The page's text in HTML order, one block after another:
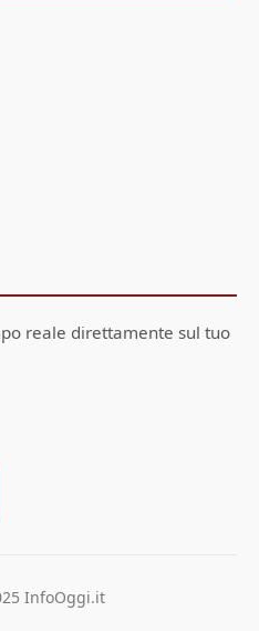
reale direttamente sul tuo
InfoOggi.it